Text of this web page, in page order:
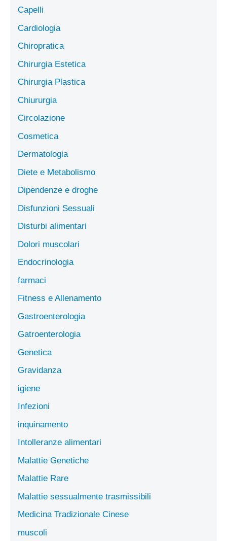
Capelli
Cardiologia
Chiropratica
Chirurgia Estetica
Chirurgia Plastica
Chiururgia
Circolazione
Cosmetica
Dermatologia
Diete e Metabolismo
Dipendenze e droghe
Disfunzioni Sessuali
Disturbi alimentari
Dolori muscolari
Endocrinologia
farmaci
Fitness e Allenamento
Gastroenterologia
Gatroenterologia
Genetica
Gravidanza
igiene
Infezioni
inquinamento
Intolleranze alimentari
Malattie Genetiche
Malattie Rare
Malattie sessualmente trasmissibili
Medicina Tradizionale Cinese
muscoli